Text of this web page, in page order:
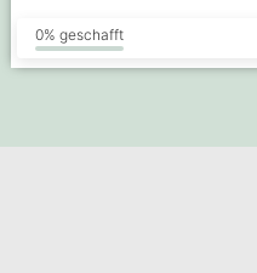
0% geschafft